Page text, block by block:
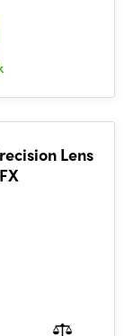
Lens